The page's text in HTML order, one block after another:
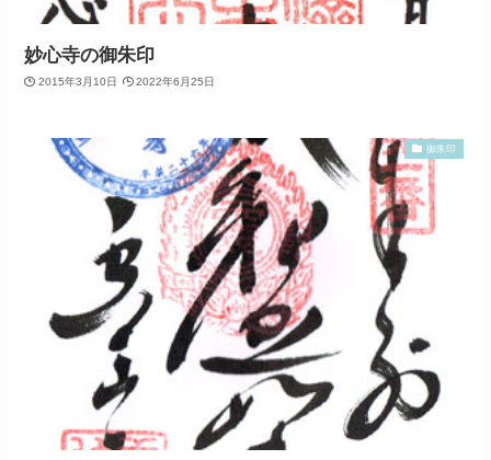
妙心寺の御朱印
2015年3月10日 2022年6月25日
御朱印